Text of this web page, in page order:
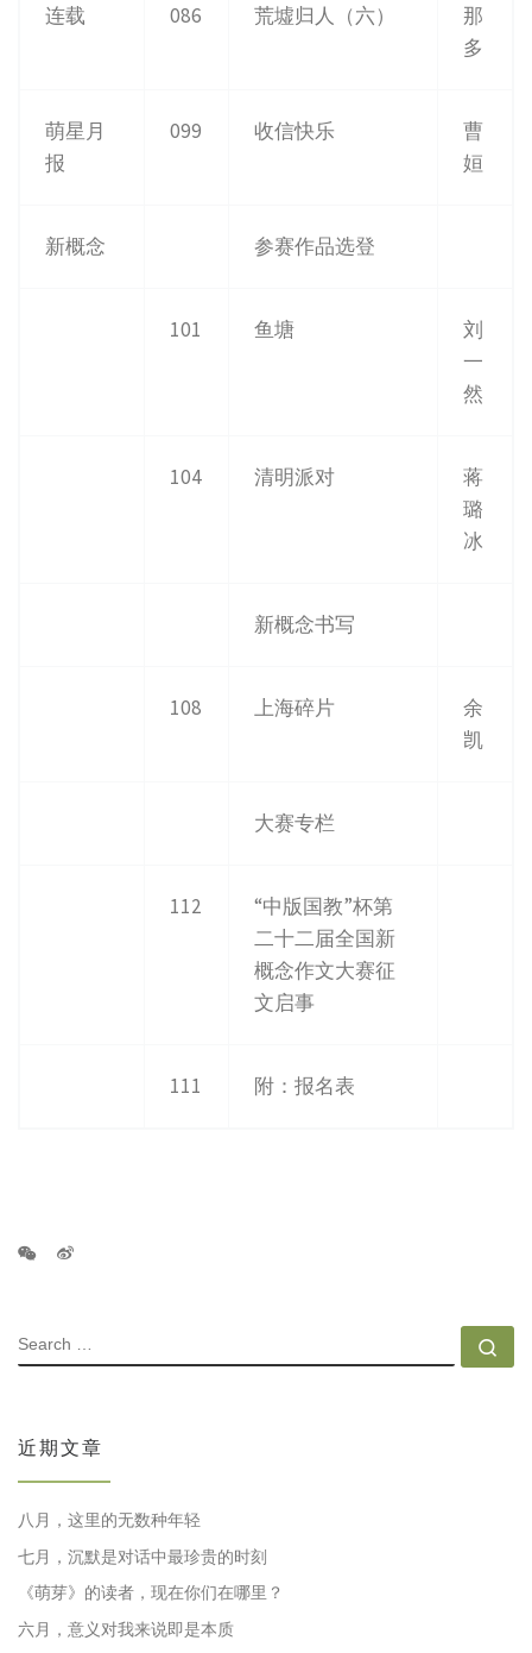
连载 086 荒墟归人（六）
那
多
萌星月
报
099 收信快乐
曹
姮
新概念 参赛作品选登
101 鱼塘
刘
一
然
104 清明派对
蒋
璐
冰
新概念书写
108 上海碎片
余
凯
大赛专栏
112
“中版国教”杯第
二十二届全国新
概念作文大赛征
文启事
111 附：报名表
SEARCH
近期文章
八月，这里的无数种年轻
七月，沉默是对话中最珍贵的时刻
《萌芽》的读者，现在你们在哪里？
六月，意义对我来说即是本质